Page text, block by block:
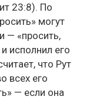
23:8). По
могут
— «просить,
исполнил его
что Рут
всех его
— если она